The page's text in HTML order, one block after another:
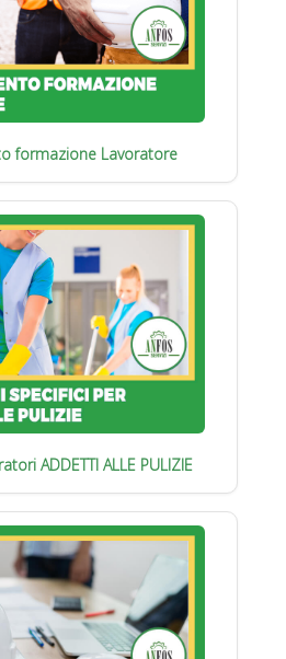
formazione Lavoratore
ADDETTI ALLE PULIZIE